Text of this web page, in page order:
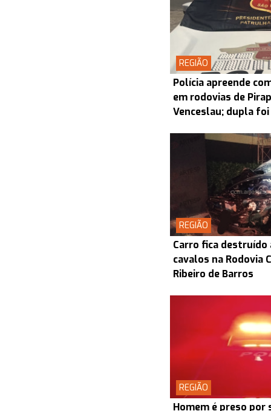
REGIÃO
Polícia apreende
em rodovias de
Venceslau; dupla
REGIÃO
Carro fica
cavalos na Rodovia
Ribeiro de Barros
REGIÃO
Homem é preso